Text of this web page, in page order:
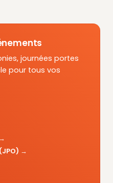
journées portes
pour tous vos